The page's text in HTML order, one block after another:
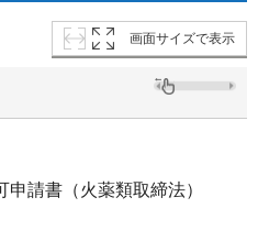
画面サイズで表示
申請書（火薬類取締法）